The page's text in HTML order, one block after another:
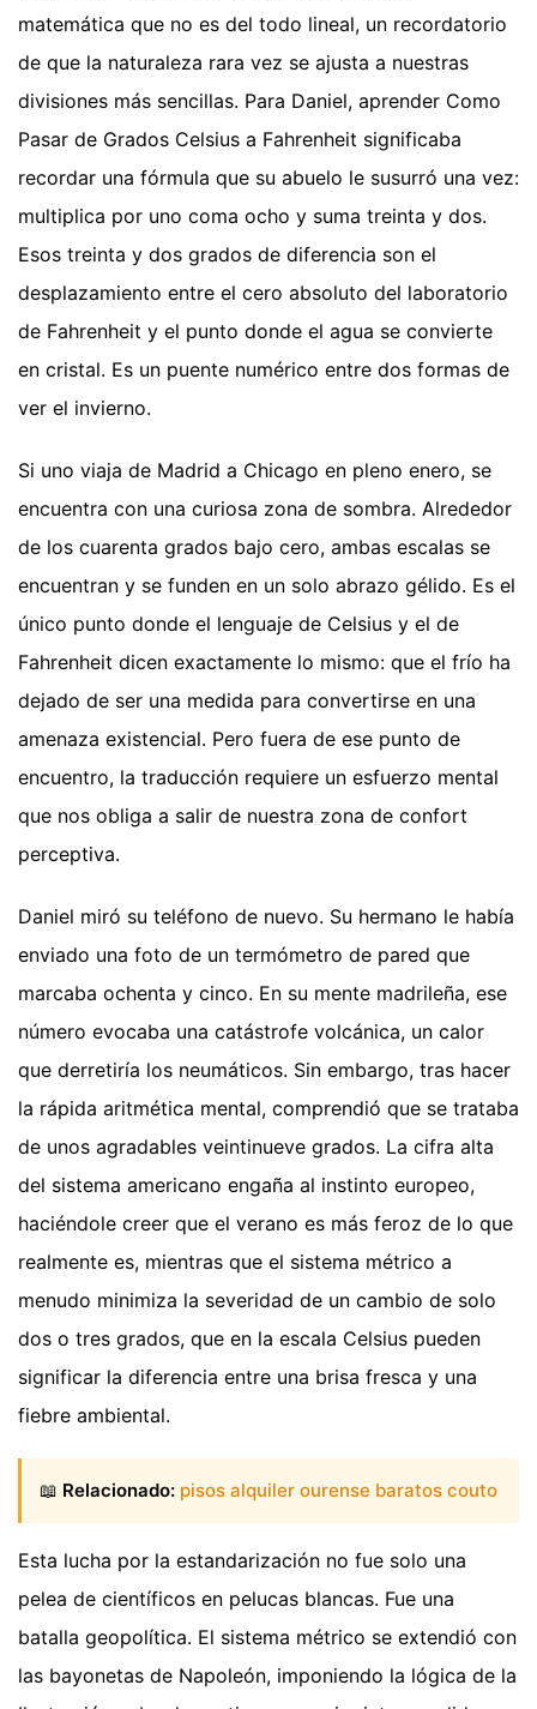
matemática que no es del todo lineal, un recordatorio
de que la naturaleza rara vez se ajusta a nuestras
divisiones más sencillas. Para Daniel, aprender Como
Pasar de Grados Celsius a Fahrenheit significaba
recordar una fórmula que su abuelo le susurró una vez:
multiplica por uno coma ocho y suma treinta y dos.
Esos treinta y dos grados de diferencia son el
desplazamiento entre el cero absoluto del laboratorio
de Fahrenheit y el punto donde el agua se convierte
en cristal. Es un puente numérico entre dos formas de
ver el invierno.
Si uno viaja de Madrid a Chicago en pleno enero, se
encuentra con una curiosa zona de sombra. Alrededor
de los cuarenta grados bajo cero, ambas escalas se
encuentran y se funden en un solo abrazo gélido. Es el
único punto donde el lenguaje de Celsius y el de
Fahrenheit dicen exactamente lo mismo: que el frío ha
dejado de ser una medida para convertirse en una
amenaza existencial. Pero fuera de ese punto de
encuentro, la traducción requiere un esfuerzo mental
que nos obliga a salir de nuestra zona de confort
perceptiva.
Daniel miró su teléfono de nuevo. Su hermano le había
enviado una foto de un termómetro de pared que
marcaba ochenta y cinco. En su mente madrileña, ese
número evocaba una catástrofe volcánica, un calor
que derretiría los neumáticos. Sin embargo, tras hacer
la rápida aritmética mental, comprendió que se trataba
de unos agradables veintinueve grados. La cifra alta
del sistema americano engaña al instinto europeo,
haciéndole creer que el verano es más feroz de lo que
realmente es, mientras que el sistema métrico a
menudo minimiza la severidad de un cambio de solo
dos o tres grados, que en la escala Celsius pueden
significar la diferencia entre una brisa fresca y una
fiebre ambiental.
📖 Relacionado: pisos alquiler ourense baratos couto
Esta lucha por la estandarización no fue solo una
pelea de científicos en pelucas blancas. Fue una
batalla geopolítica. El sistema métrico se extendió con
las bayonetas de Napoleón, imponiendo la lógica de la